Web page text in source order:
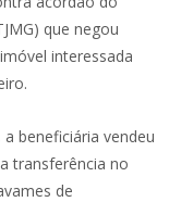
que negou
interessada
beneficiária vendeu
transferência no
de